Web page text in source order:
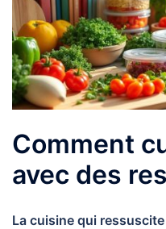
Comment
avec des
La cuisine qui